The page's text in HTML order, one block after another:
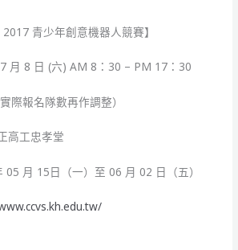
青少年創意機器人競賽】
月 8 日 (六) AM 8：30 – PM 17：30
際報名隊數再作調整）
高工忠孝堂
月 15日（一）至 06 月 02 日（五）